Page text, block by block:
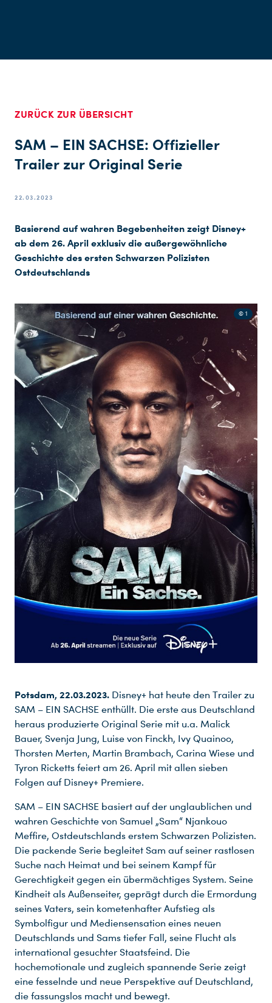
ZURÜCK ZUR ÜBERSICHT
SAM – EIN SACHSE: Offizieller
Trailer zur Original Serie
22.03.2023
Basierend auf wahren Begebenheiten zeigt Disney+
ab dem 26. April exklusiv die außergewöhnliche
Geschichte des ersten Schwarzen Polizisten
Ostdeutschlands
© 1
Potsdam, 22.03.2023. Disney+ hat heute den Trailer zu
SAM – EIN SACHSE enthüllt. Die erste aus Deutschland
heraus produzierte Original Serie mit u.a. Malick
Bauer, Svenja Jung, Luise von Finckh, Ivy Quainoo,
Thorsten Merten, Martin Brambach, Carina Wiese und
Tyron Ricketts feiert am 26. April mit allen sieben
Folgen auf Disney+ Premiere.
SAM – EIN SACHSE basiert auf der unglaublichen und
wahren Geschichte von Samuel „Sam“ Njankouo
Meffire, Ostdeutschlands erstem Schwarzen Polizisten.
Die packende Serie begleitet Sam auf seiner rastlosen
Suche nach Heimat und bei seinem Kampf für
Gerechtigkeit gegen ein übermächtiges System. Seine
Kindheit als Außenseiter, geprägt durch die Ermordung
seines Vaters, sein kometenhafter Aufstieg als
Symbolfigur und Mediensensation eines neuen
Deutschlands und Sams tiefer Fall, seine Flucht als
international gesuchter Staatsfeind. Die
hochemotionale und zugleich spannende Serie zeigt
eine fesselnde und neue Perspektive auf Deutschland,
die fassungslos macht und bewegt.